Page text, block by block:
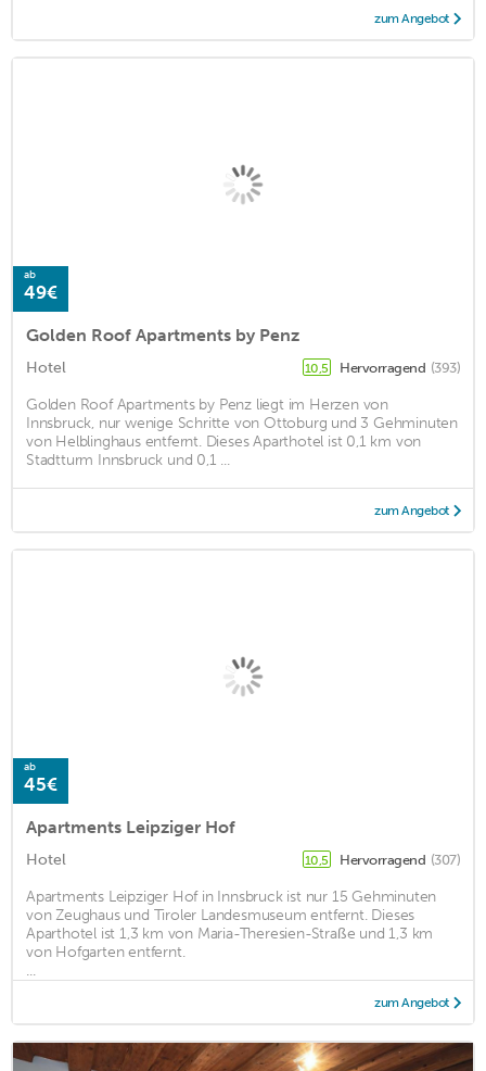
zum Angebot
ab
49€
Golden Roof Apartments by Penz
Hotel 10,5 Hervorragend (393)
Golden Roof Apartments by Penz liegt im Herzen von
Innsbruck, nur wenige Schritte von Ottoburg und 3 Gehminuten
von Helblinghaus entfernt. Dieses Aparthotel ist 0,1 km von
Stadtturm Innsbruck und 0,1 ...
zum Angebot
ab
45€
Apartments Leipziger Hof
Hotel 10,5 Hervorragend (307)
Apartments Leipziger Hof in Innsbruck ist nur 15 Gehminuten
von Zeughaus und Tiroler Landesmuseum entfernt. Dieses
Aparthotel ist 1,3 km von Maria-Theresien-Straße und 1,3 km
von Hofgarten entfernt.
...
zum Angebot